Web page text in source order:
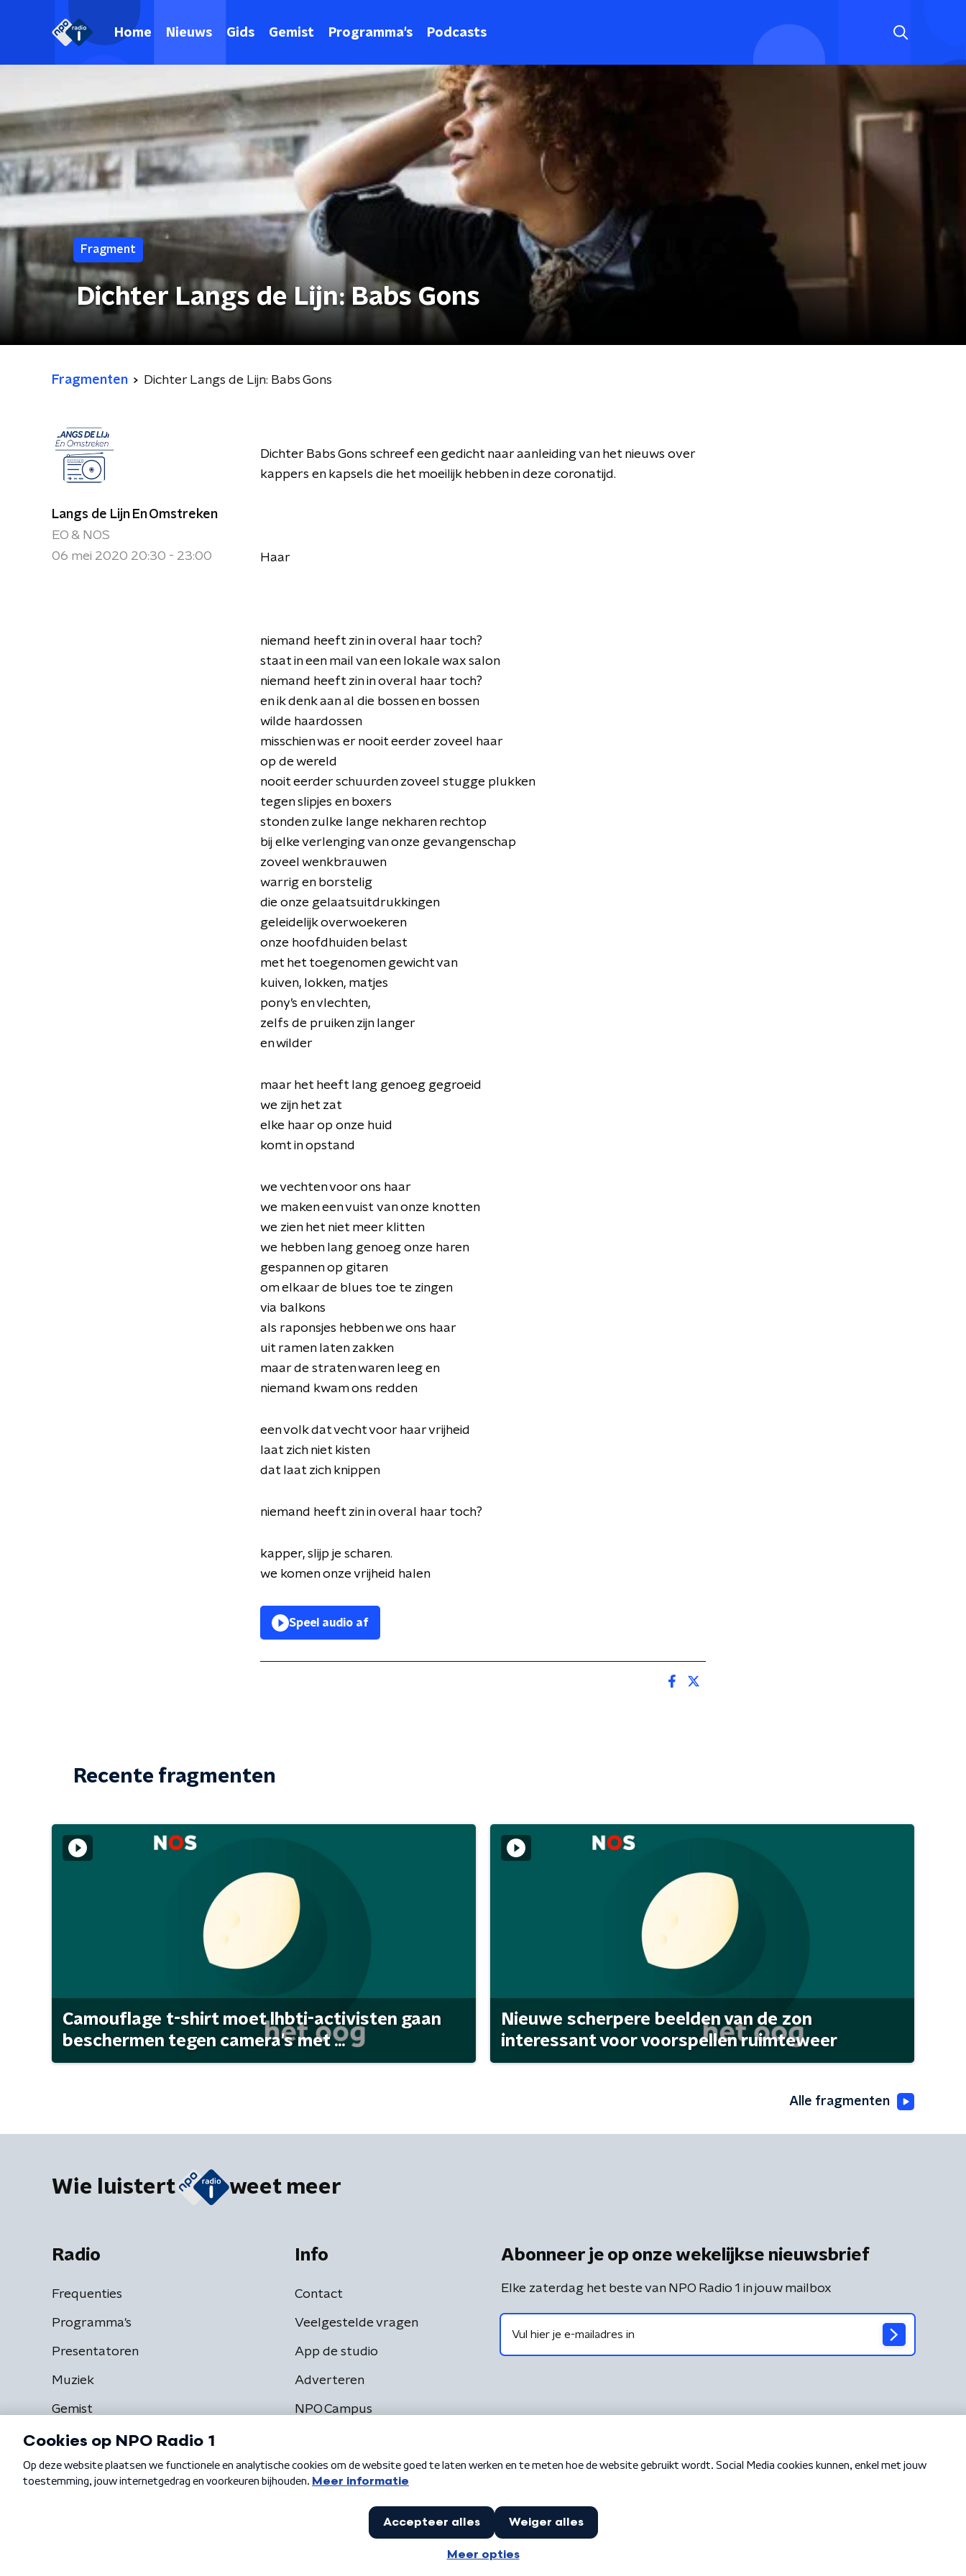
Home Nieuws Gids Gemist Programma's Podcasts
Fragment
Dichter Langs de Lijn: Babs Gons
Fragmenten Dichter Langs de Lijn: Babs Gons
Langs de Lijn En Omstreken
EO & NOS
06 mei 2020 20:30 - 23:00
Dichter Babs Gons schreef een gedicht naar aanleiding van het nieuws over
kappers en kapsels die het moeilijk hebben in deze coronatijd.
Haar
niemand heeft zin in overal haar toch?
staat in een mail van een lokale wax salon
niemand heeft zin in overal haar toch?
en ik denk aan al die bossen en bossen
wilde haardossen
misschien was er nooit eerder zoveel haar
op de wereld
nooit eerder schuurden zoveel stugge plukken
tegen slipjes en boxers
stonden zulke lange nekharen rechtop
bij elke verlenging van onze gevangenschap
zoveel wenkbrauwen
warrig en borstelig
die onze gelaatsuitdrukkingen
geleidelijk overwoekeren
onze hoofdhuiden belast
met het toegenomen gewicht van
kuiven, lokken, matjes
pony’s en vlechten,
zelfs de pruiken zijn langer
en wilder
maar het heeft lang genoeg gegroeid
we zijn het zat
elke haar op onze huid
komt in opstand
we vechten voor ons haar
we maken een vuist van onze knotten
we zien het niet meer klitten
we hebben lang genoeg onze haren
gespannen op gitaren
om elkaar de blues toe te zingen
via balkons
als raponsjes hebben we ons haar
uit ramen laten zakken
maar de straten waren leeg en
niemand kwam ons redden
een volk dat vecht voor haar vrijheid
laat zich niet kisten
dat laat zich knippen
niemand heeft zin in overal haar toch?
kapper, slijp je scharen.
we komen onze vrijheid halen
Speel audio af
Recente fragmenten
Camouflage t-shirt moet lhbti-activisten gaan
beschermen tegen camera's met ...
Nieuwe scherpere beelden van de zon
interessant voor voorspellen ruimteweer
Alle fragmenten
Wie luistert weet meer
Radio
Frequenties
Programma's
Presentatoren
Muziek
Gemist
Info
Contact
Veelgestelde vragen
App de studio
Adverteren
NPO Campus
Abonneer je op onze wekelijkse nieuwsbrief
Elke zaterdag het beste van NPO Radio 1 in jouw mailbox
Algemene voorwaarden Privacybeleid